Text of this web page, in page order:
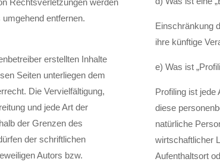
entfernen.
erstellten Inhalte
Seiten unterliegen dem
Die Vervielfältigung,
und jede Art der
der Grenzen des
der schriftlichen
Autors bzw.
Einschränkung
ihre künftige
e) Was ist
Profiling ist jede
diese
natürliche
wirtschaftlicher
Aufenthaltsort